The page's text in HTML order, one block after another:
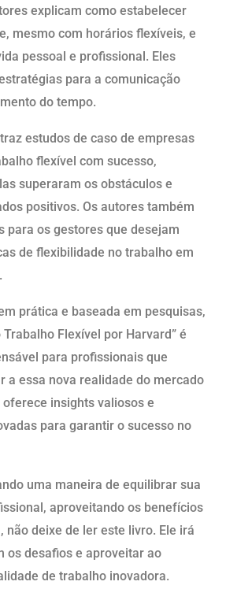
explicam como estabelecer
mesmo com horários flexíveis, e
pessoal e profissional. Eles
para a comunicação
do tempo.
estudos de caso de empresas
flexível com sucesso,
superaram os obstáculos e
positivos. Os autores também
para os gestores que desejam
de flexibilidade no trabalho em
prática e baseada em pesquisas,
Trabalho Flexível por Harvard” é
para profissionais que
a essa nova realidade do mercado
insights valiosos e
para garantir o sucesso no
uma maneira de equilibrar sua
aproveitando os benefícios
não deixe de ler este livro. Ele irá
os desafios e aproveitar ao
de trabalho inovadora.